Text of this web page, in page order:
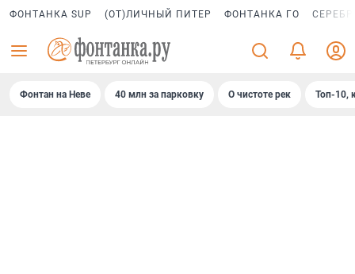
ФОНТАНКА SUP (ОТ)ЛИЧНЫЙ ПИТЕР ФОНТАНКА ГО
Фонтан на Неве 40 млн за парковку О чистоте рек Топ-10,